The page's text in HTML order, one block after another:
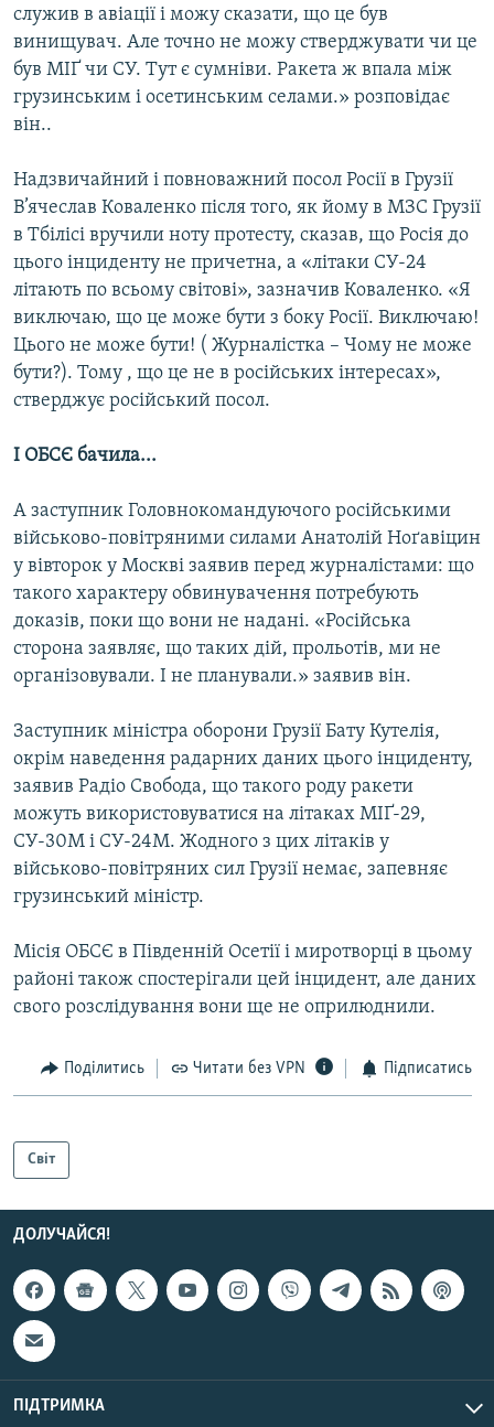
служив в авіації і можу сказати, що це був
винищувач. Але точно не можу стверджувати чи це
був МІҐ чи СУ. Тут є сумніви. Ракета ж впала між
грузинським і осетинським селами.» розповідає
він..
Надзвичайний і повноважний посол Росії в Грузії
В’ячеслав Коваленко після того, як йому в МЗС Грузії
в Тбілісі вручили ноту протесту, сказав, що Росія до
цього інциденту не причетна, а «літаки СУ-24
літають по всьому світові», зазначив Коваленко. «Я
виключаю, що це може бути з боку Росії. Виключаю!
Цього не може бути! ( Журналістка – Чому не може
бути?). Тому , що це не в російських інтересах»,
стверджує російський посол.
І ОБСЄ бачила...
А заступник Головнокомандуючого російськими
військово-повітряними силами Анатолій Ноґавіцин
у вівторок у Москві заявив перед журналістами: що
такого характеру обвинувачення потребують
доказів, поки що вони не надані. «Російська
сторона заявляє, що таких дій, прольотів, ми не
організовували. І не планували.» заявив він.
Заступник міністра оборони Грузії Бату Кутелія,
окрім наведення радарних даних цього інциденту,
заявив Радіо Свобода, що такого роду ракети
можуть використовуватися на літаках МІҐ-29,
СУ-30М і СУ-24М. Жодного з цих літаків у
військово-повітряних сил Грузії немає, запевняє
грузинський міністр.
Місія ОБСЄ в Південній Осетії і миротворці в цьому
районі також спостерігали цей інцидент, але даних
свого розслідування вони ще не оприлюднили.
Поділитись Читати без VPN Підписатись
Світ
ДОЛУЧАЙСЯ!
ПІДТРИМКА